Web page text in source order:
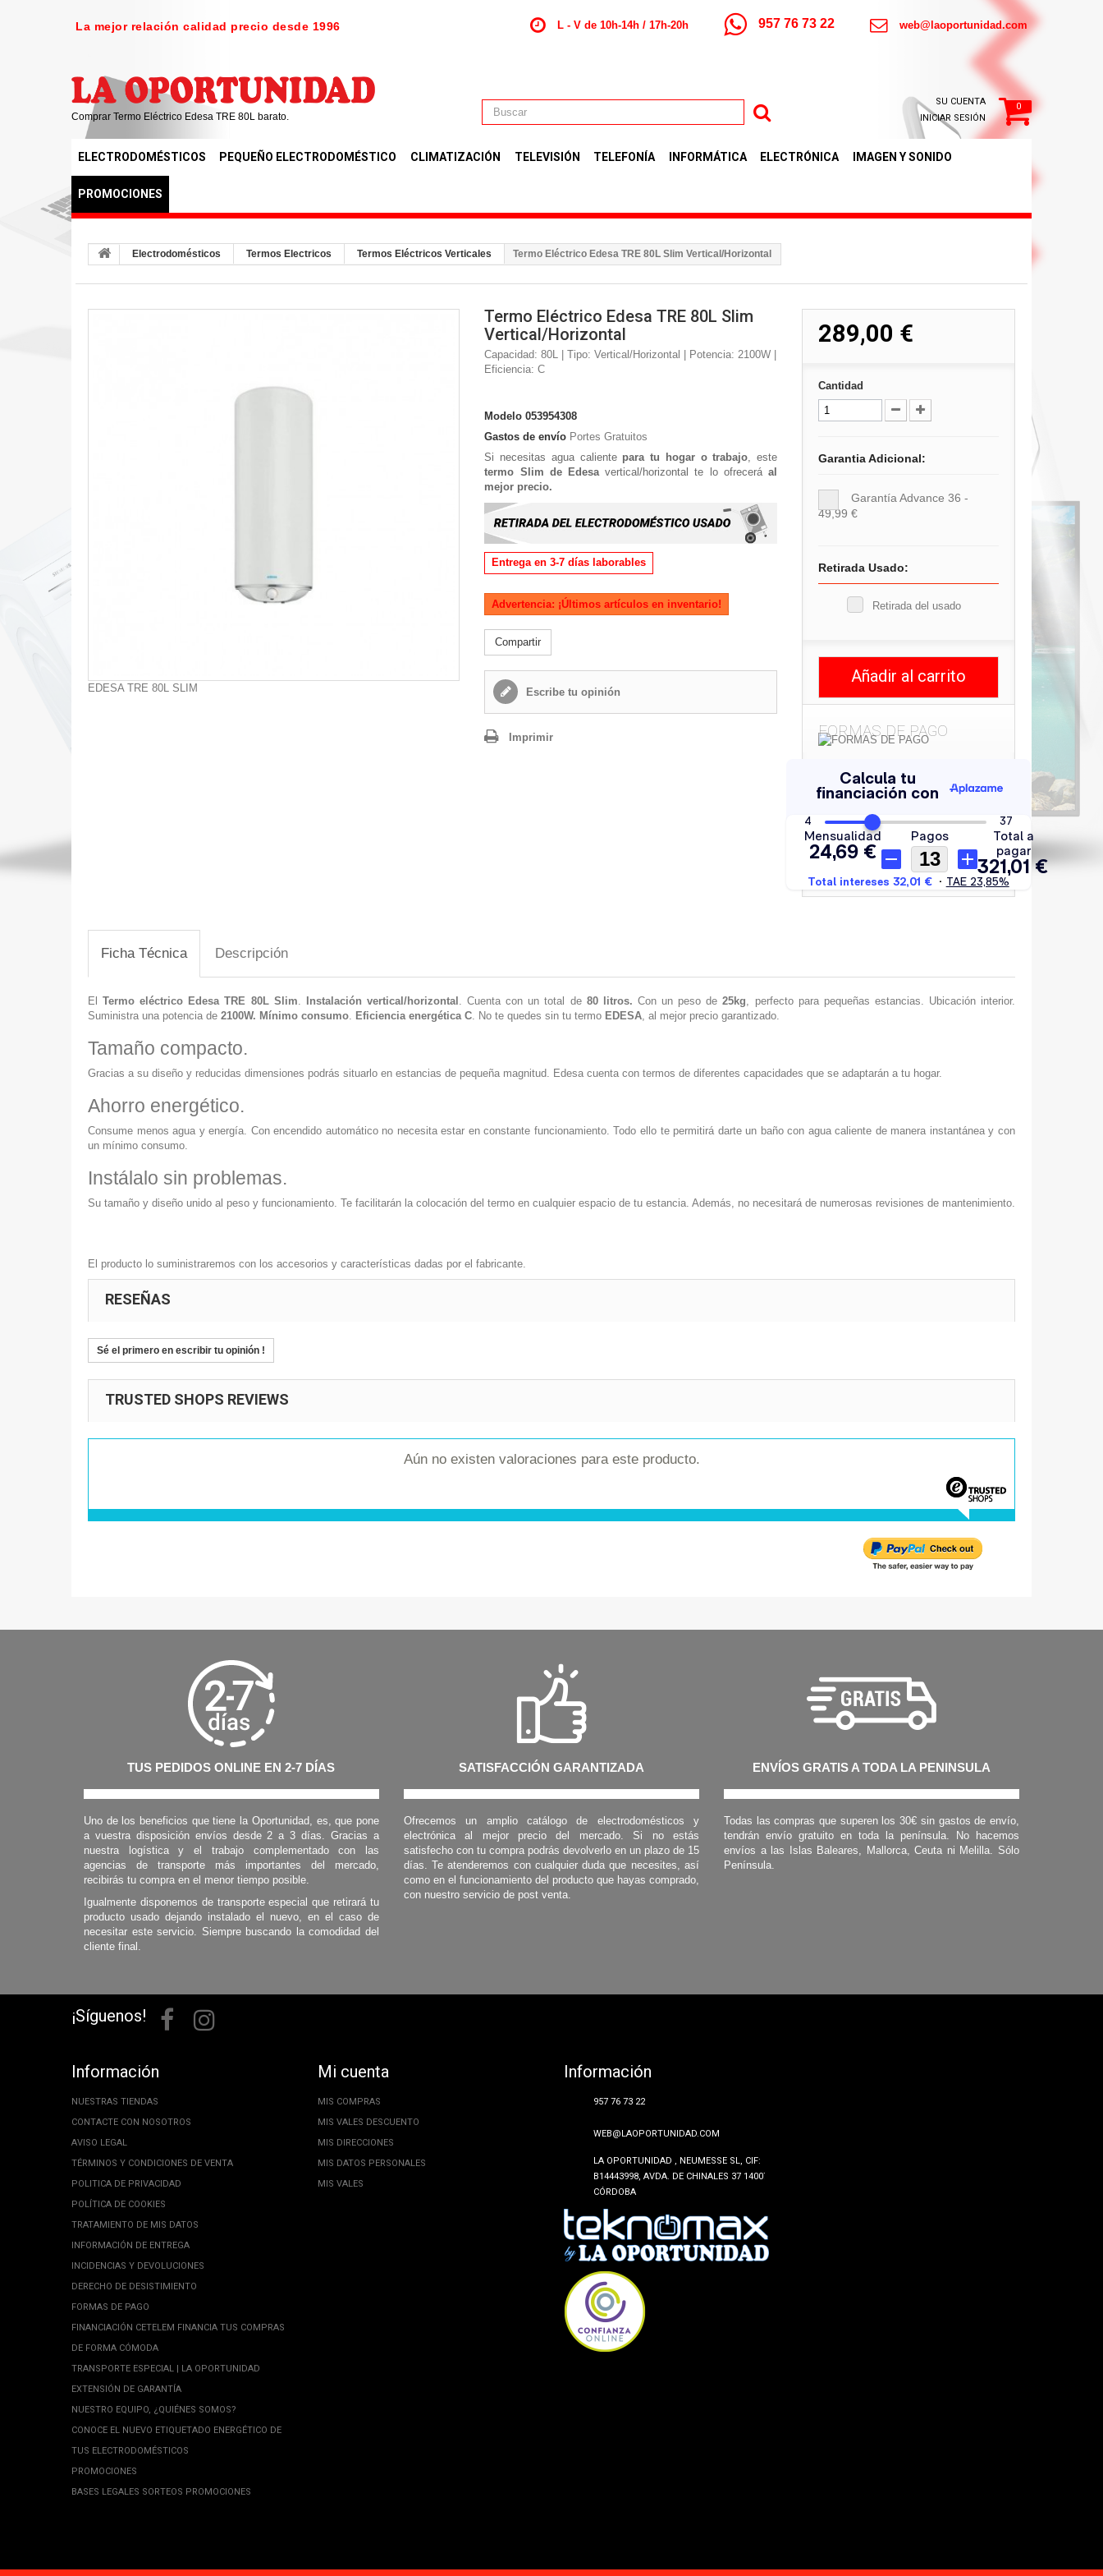
La mejor relación calidad precio desde 1996 L - V de 10h-14h / 17h-20h 957 76 73 22 web@laoportunidad.com
Comprar Termo Eléctrico Edesa TRE 80L barato.
0
SU CUENTA
INICIAR SESIÓN
ELECTRODOMÉSTICOS PEQUEÑO ELECTRODOMÉSTICO CLIMATIZACIÓN TELEVISIÓN TELEFONÍA INFORMÁTICA ELECTRÓNICA IMAGEN Y SONIDO
PROMOCIONES
Electrodomésticos Termos Electricos Termos Eléctricos Verticales Termo Eléctrico Edesa TRE 80L Slim Vertical/Horizontal
EDESA TRE 80L SLIM
Termo Eléctrico Edesa TRE 80L Slim
Vertical/Horizontal
Capacidad: 80L | Tipo: Vertical/Horizontal | Potencia: 2100W |
Eficiencia: C
Modelo 053954308
Gastos de envío Portes Gratuitos
Si necesitas agua caliente para tu hogar o trabajo, este
termo Slim de Edesavertical/horizontal te lo ofrecerá al
mejor precio.
Entrega en 3-7 días laborables
Advertencia: ¡Últimos artículos en inventario!
Compartir
Escribe tu opinión
Imprimir
289,00 €
Cantidad
Garantia Adicional:
Garantía Advance 36 -
49,99 €
Retirada Usado:
Retirada del usado
Añadir al carrito
FORMAS DE PAGO
Ficha Técnica Descripción
El Termo eléctrico Edesa TRE 80L Slim. Instalación vertical/horizontal . Cuenta con un total de 80 litros. Con un peso de 25kg, perfecto para pequeñas estancias. Ubicación interior.
Suministra una potencia de 2100W. Mínimo consumo. Eficiencia energética C. No te quedes sin tu termo EDESA, al mejor precio garantizado.
Tamaño compacto.
Gracias a su diseño y reducidas dimensiones podrás situarlo en estancias de pequeña magnitud. Edesa cuenta con termos de diferentes capacidades que se adaptarán a tu hogar.
Ahorro energético.
Consume menos agua y energía. Con encendido automático no necesita estar en constante funcionamiento. Todo ello te permitirá darte un baño con agua caliente de manera instantánea y con
un mínimo consumo.
Instálalo sin problemas.
Su tamaño y diseño unido al peso y funcionamiento. Te facilitarán la colocación del termo en cualquier espacio de tu estancia. Además, no necesitará de numerosas revisiones de mantenimiento.
El producto lo suministraremos con los accesorios y características dadas por el fabricante.
RESEÑAS
Sé el primero en escribir tu opinión !
TRUSTED SHOPS REVIEWS
Aún no existen valoraciones para este producto.
TUS PEDIDOS ONLINE EN 2-7 DÍAS
Uno de los beneficios que tiene la Oportunidad, es, que pone
a vuestra disposición envíos desde 2 a 3 días. Gracias a
nuestra logística y el trabajo complementado con las
agencias de transporte más importantes del mercado,
recibirás tu compra en el menor tiempo posible.
Igualmente disponemos de transporte especial que retirará tu
producto usado dejando instalado el nuevo, en el caso de
necesitar este servicio. Siempre buscando la comodidad del
cliente final.
SATISFACCIÓN GARANTIZADA
Ofrecemos un amplio catálogo de electrodomésticos y
electrónica al mejor precio del mercado. Si no estás
satisfecho con tu compra podrás devolverlo en un plazo de 15
días. Te atenderemos con cualquier duda que necesites, así
como en el funcionamiento del producto que hayas comprado,
con nuestro servicio de post venta.
ENVÍOS GRATIS A TODA LA PENINSULA
Todas las compras que superen los 30€ sin gastos de envío,
tendrán envío gratuito en toda la península. No hacemos
envíos a las Islas Baleares, Mallorca, Ceuta ni Melilla. Sólo
Península.
¡Síguenos!
Información
NUESTRAS TIENDAS
CONTACTE CON NOSOTROS
AVISO LEGAL
TÉRMINOS Y CONDICIONES DE VENTA
POLITICA DE PRIVACIDAD
POLÍTICA DE COOKIES
TRATAMIENTO DE MIS DATOS
INFORMACIÓN DE ENTREGA
INCIDENCIAS Y DEVOLUCIONES
DERECHO DE DESISTIMIENTO
FORMAS DE PAGO
FINANCIACIÓN CETELEM FINANCIA TUS COMPRAS
DE FORMA CÓMODA
TRANSPORTE ESPECIAL | LA OPORTUNIDAD
EXTENSIÓN DE GARANTÍA
NUESTRO EQUIPO, ¿QUIÉNES SOMOS?
CONOCE EL NUEVO ETIQUETADO ENERGÉTICO DE
TUS ELECTRODOMÉSTICOS
PROMOCIONES
BASES LEGALES SORTEOS PROMOCIONES
Mi cuenta
MIS COMPRAS
MIS VALES DESCUENTO
MIS DIRECCIONES
MIS DATOS PERSONALES
MIS VALES
Información
957 76 73 22
WEB@LAOPORTUNIDAD.COM
LA OPORTUNIDAD , NEUMESSE SL, CIF:
B14443998, AVDA. DE CHINALES 37 14007 -
CÓRDOBA